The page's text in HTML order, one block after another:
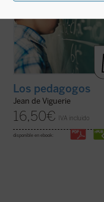
Los pedagogos
Jean de Viguerie
16,50€ IVA incluido
disponible en ebook: